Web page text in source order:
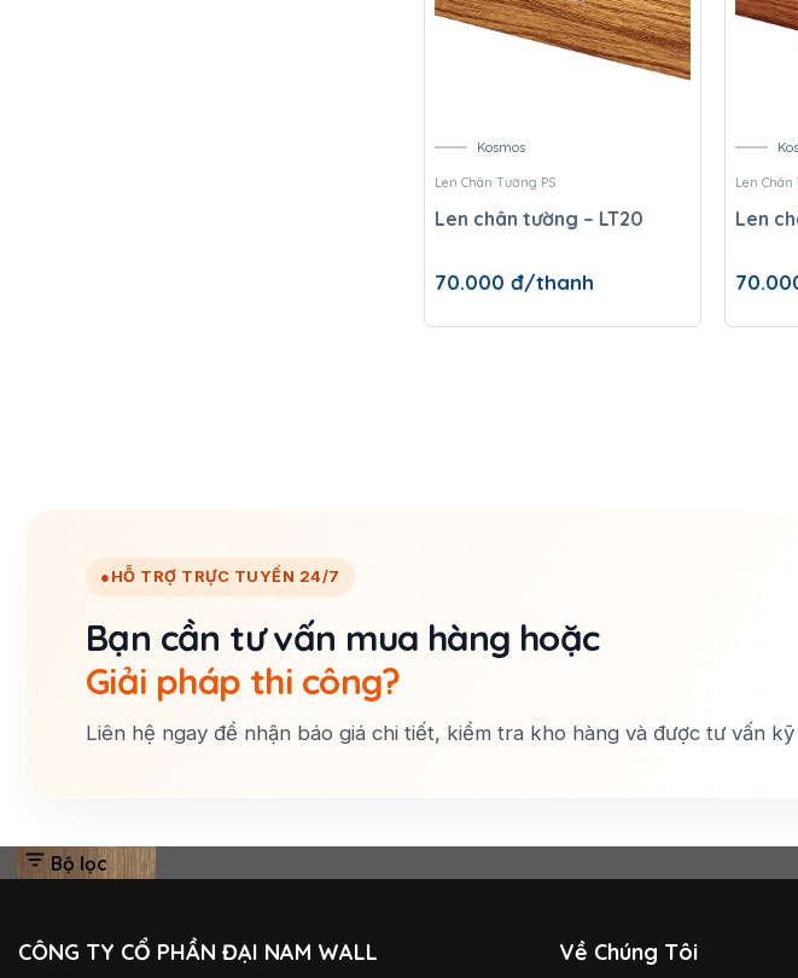
Kosmos
Len Chân Tường PS
Len chân tường – LT20
70.000 đ/thanh
Len Chân
Len
● HỖ TRỢ TRỰC TUYẾN 24/7
Bạn cần tư vấn mua hàng hoặc
Giải pháp thi công?
Liên hệ ngay để nhận báo giá chi tiết, kiểm tra kho hàng và được tư vấn
Bộ lọc
CÔNG TY CỔ PHẦN ĐẠI NAM WALL Về Chúng Tôi